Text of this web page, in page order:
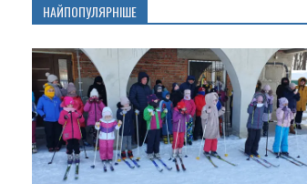
НАЙПОПУЛЯРНІШЕ